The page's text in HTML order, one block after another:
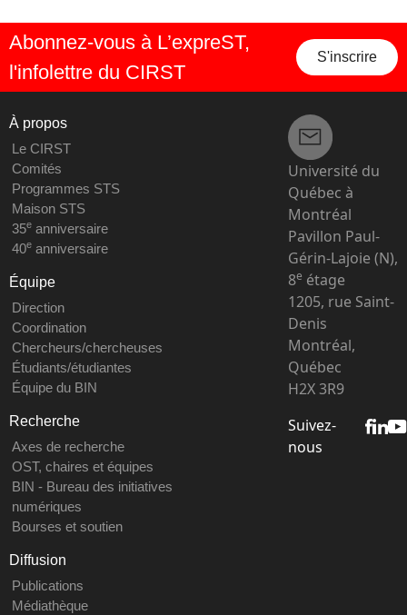
Abonnez-vous à L’expreST,
l'infolettre du CIRST
S'inscrire
À propos
Le CIRST
Comités
Programmes STS
Maison STS
35eanniversaire
40eanniversaire
Équipe
Direction
Coordination
Chercheurs/chercheuses
Étudiants/étudiantes
Équipe du BIN
Recherche
Axes de recherche
OST, chaires et équipes
BIN - Bureau des initiatives
numériques
Bourses et soutien
Diffusion
Publications
Médiathèque
Université du
Québec à
Montréal
Pavillon Paul-
Gérin-Lajoie (N),
8e étage
1205, rue Saint-
Denis
Montréal,
Québec
H2X 3R9
Suivez-
nous